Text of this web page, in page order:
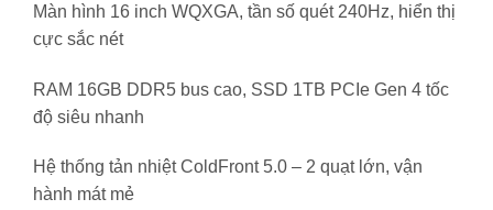
Màn hình 16 inch WQXGA, tần số quét 240Hz, hiển thị
cực sắc nét
RAM 16GB DDR5 bus cao, SSD 1TB PCIe Gen 4 tốc
độ siêu nhanh
Hệ thống tản nhiệt ColdFront 5.0 – 2 quạt lớn, vận
hành mát mẻ